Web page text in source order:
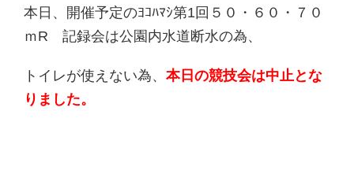
本日、開催予定のﾖｺﾊﾏｼ第1回５０・６０・７０
ｍR 記録会は公園内水道断水の為、
トイレが使えない為、 本日の競技会は中止とな
りました。